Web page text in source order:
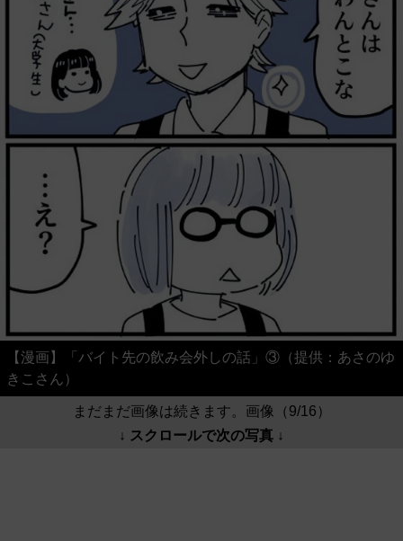
【漫画】「バイト先の飲み会外しの話」③（提供：あさのゆ
きこさん）
まだまだ画像は続きます。画像（9/16）
↓ スクロールで次の写真 ↓